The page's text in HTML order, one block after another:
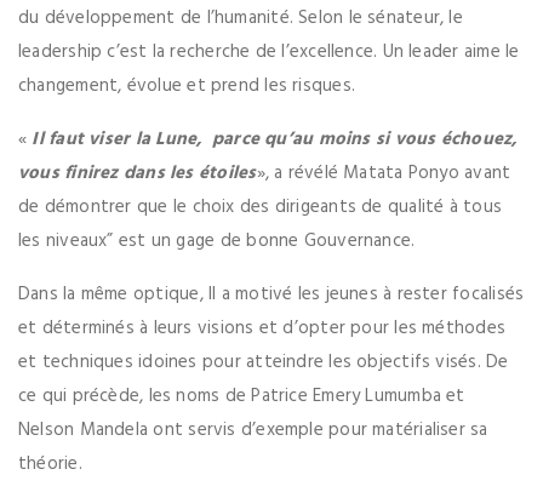
du développement de l’humanité. Selon le sénateur, le
leadership c’est la recherche de l’excellence. Un leader aime le
changement, évolue et prend les risques.
« Il faut viser la Lune, parce qu’au moins si vous échouez,
vous finirez dans les étoiles», a révélé Matata Ponyo avant
de démontrer que le choix des dirigeants de qualité à tous
les niveaux” est un gage de bonne Gouvernance.
Dans la même optique, Il a motivé les jeunes à rester focalisés
et déterminés à leurs visions et d’opter pour les méthodes
et techniques idoines pour atteindre les objectifs visés. De
ce qui précède, les noms de Patrice Emery Lumumba et
Nelson Mandela ont servis d’exemple pour matérialiser sa
théorie.